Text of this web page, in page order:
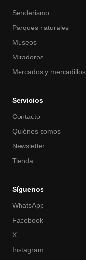
Senderismo
Parques naturales
Museos
Miradores
Mercados y mercadillos
Servicios
Contacto
Quiénes somos
Newsletter
Tienda
Síguenos
WhatsApp
Facebook
X
Instagram